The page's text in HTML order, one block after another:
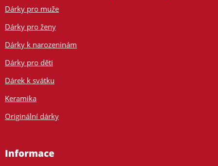
Dárky pro muže
Dárky pro ženy
Dárky k narozeninám
Dárky pro děti
Dárek k svátku
Keramika
Originální dárky
Informace